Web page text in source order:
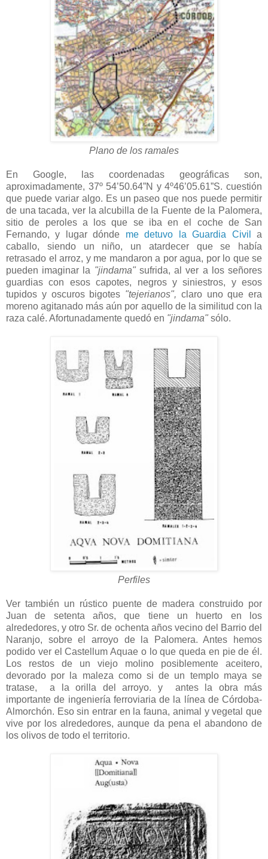
Plano de los ramales
En Google, las coordenadas geográficas son,
aproximadamente, 37º 54’50.64”N y 4º46’05.61”S. cuestión
que puede variar algo. Es un paseo que nos puede permitir
de una tacada, ver la alcubilla de la Fuente de la Palomera,
sitio de peroles a los que se iba en el coche de San
Fernando, y lugar dónde me detuvo la Guardia Civil
a
caballo, siendo un niño, un atardecer que se había
retrasado el arroz, y me mandaron a por agua, por lo que se
pueden imaginar la "jindama"sufrida, al ver a los señores
guardias con esos capotes, negros y siniestros, y esos
tupidos y oscuros bigotes "tejerianos", claro uno que era
moreno agitanado más aún por aquello de la similitud con la
raza calé. Afortunadamente quedó en "jindama" sólo.
Perfiles
Ver también un rústico puente de madera construido por
Juan de setenta años, que tiene un huerto en los
alrededores, y otro Sr. de ochenta años vecino del Barrio del
Naranjo, sobre el arroyo de la Palomera. Antes hemos
podido ver el Castellum Aquae o lo que queda en pie de él.
Los restos de un viejo molino posiblemente aceitero,
devorado por la maleza como si de un templo maya se
tratase, a la orilla del arroyo. y antes la obra más
importante de ingeniería ferroviaria de la línea de Córdoba-
Almorchón. Eso sin entrar en la fauna, animal y vegetal que
vive por los alrededores, aunque da pena el abandono de
los olivos de todo el territorio.